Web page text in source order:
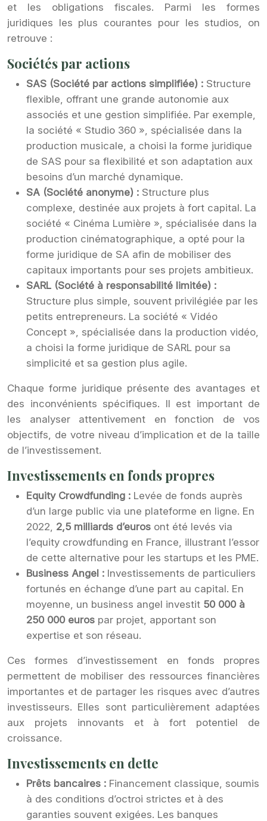
et les obligations fiscales. Parmi les formes
juridiques les plus courantes pour les studios, on
retrouve :
Sociétés par actions
SAS (Société par actions simplifiée) : Structure
flexible, offrant une grande autonomie aux
associés et une gestion simplifiée. Par exemple,
la société « Studio 360 », spécialisée dans la
production musicale, a choisi la forme juridique
de SAS pour sa flexibilité et son adaptation aux
besoins d’un marché dynamique.
SA (Société anonyme) : Structure plus
complexe, destinée aux projets à fort capital. La
société « Cinéma Lumière », spécialisée dans la
production cinématographique, a opté pour la
forme juridique de SA afin de mobiliser des
capitaux importants pour ses projets ambitieux.
SARL (Société à responsabilité limitée) :
Structure plus simple, souvent privilégiée par les
petits entrepreneurs. La société « Vidéo
Concept », spécialisée dans la production vidéo,
a choisi la forme juridique de SARL pour sa
simplicité et sa gestion plus agile.
Chaque forme juridique présente des avantages et
des inconvénients spécifiques. Il est important de
les analyser attentivement en fonction de vos
objectifs, de votre niveau d’implication et de la taille
de l’investissement.
Investissements en fonds propres
Equity Crowdfunding : Levée de fonds auprès
d’un large public via une plateforme en ligne. En
2022, 2,5 milliards d’euros ont été levés via
l’equity crowdfunding en France, illustrant l’essor
de cette alternative pour les startups et les PME.
Business Angel : Investissements de particuliers
fortunés en échange d’une part au capital. En
moyenne, un business angel investit 50 000 à
250 000 euros par projet, apportant son
expertise et son réseau.
Ces formes d’investissement en fonds propres
permettent de mobiliser des ressources financières
importantes et de partager les risques avec d’autres
investisseurs. Elles sont particulièrement adaptées
aux projets innovants et à fort potentiel de
croissance.
Investissements en dette
Prêts bancaires : Financement classique, soumis
à des conditions d’octroi strictes et à des
garanties souvent exigées. Les banques